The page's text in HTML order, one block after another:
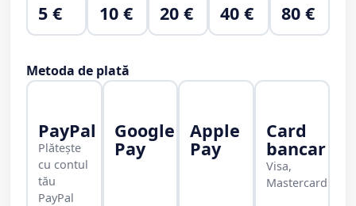
5 € 10 € 20 € 40 € 80 €
Metoda de plată
PayPal
Plătește
cu contul
tău
PayPal
Google
Pay
Apple
Pay
Card
bancar
Visa,
Mastercard